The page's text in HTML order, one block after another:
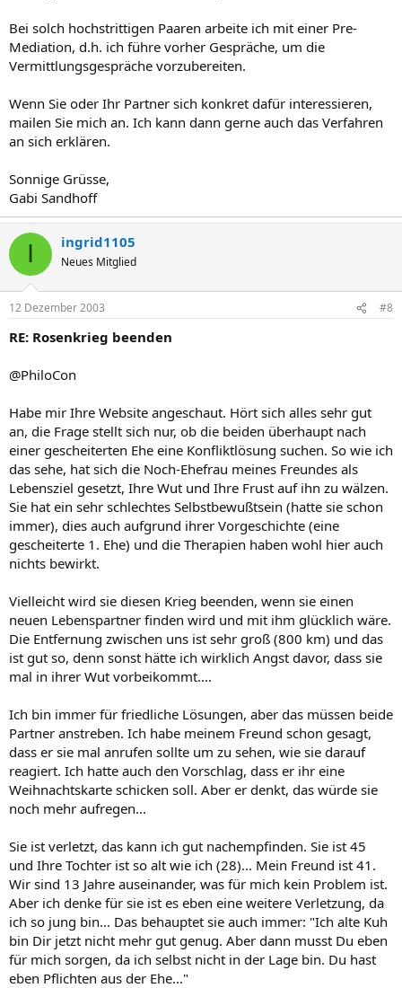
Bei solch hochstrittigen Paaren arbeite ich mit einer Pre-
Mediation, d.h. ich führe vorher Gespräche, um die
Vermittlungsgespräche vorzubereiten.
Wenn Sie oder Ihr Partner sich konkret dafür interessieren,
mailen Sie mich an. Ich kann dann gerne auch das Verfahren
an sich erklären.
Sonnige Grüsse,
Gabi Sandhoff
I ingrid1105
Neues Mitglied
12 Dezember 2003 #8
RE: Rosenkrieg beenden
@PhiloCon
Habe mir Ihre Website angeschaut. Hört sich alles sehr gut
an, die Frage stellt sich nur, ob die beiden überhaupt nach
einer gescheiterten Ehe eine Konfliktlösung suchen. So wie ich
das sehe, hat sich die Noch-Ehefrau meines Freundes als
Lebensziel gesetzt, Ihre Wut und Ihre Frust auf ihn zu wälzen.
Sie hat ein sehr schlechtes Selbstbewußtsein (hatte sie schon
immer), dies auch aufgrund ihrer Vorgeschichte (eine
gescheiterte 1. Ehe) und die Therapien haben wohl hier auch
nichts bewirkt.
Vielleicht wird sie diesen Krieg beenden, wenn sie einen
neuen Lebenspartner finden wird und mit ihm glücklich wäre.
Die Entfernung zwischen uns ist sehr groß (800 km) und das
ist gut so, denn sonst hätte ich wirklich Angst davor, dass sie
mal in ihrer Wut vorbeikommt....
Ich bin immer für friedliche Lösungen, aber das müssen beide
Partner anstreben. Ich habe meinem Freund schon gesagt,
dass er sie mal anrufen sollte um zu sehen, wie sie darauf
reagiert. Ich hatte auch den Vorschlag, dass er ihr eine
Weihnachtskarte schicken soll. Aber er denkt, das würde sie
noch mehr aufregen...
Sie ist verletzt, das kann ich gut nachempfinden. Sie ist 45
und Ihre Tochter ist so alt wie ich (28)... Mein Freund ist 41.
Wir sind 13 Jahre auseinander, was für mich kein Problem ist.
Aber ich denke für sie ist es eben eine weitere Verletzung, da
ich so jung bin... Das behauptet sie auch immer: "Ich alte Kuh
bin Dir jetzt nicht mehr gut genug. Aber dann musst Du eben
für mich sorgen, da ich selbst nicht in der Lage bin. Du hast
eben Pflichten aus der Ehe..."